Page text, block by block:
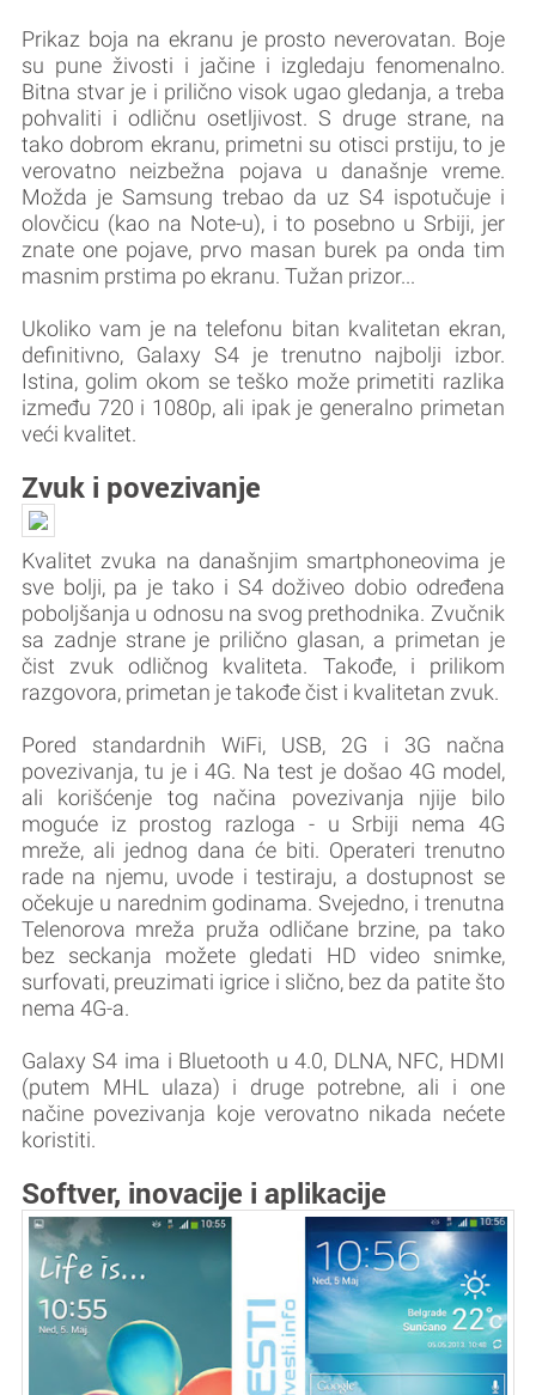
Prikaz boja na ekranu je prosto neverovatan. Boje
su pune živosti i jačine i izgledaju fenomenalno.
Bitna stvar je i prilično visok ugao gledanja, a treba
pohvaliti i odličnu osetljivost. S druge strane, na
tako dobrom ekranu, primetni su otisci prstiju, to je
verovatno neizbežna pojava u današnje vreme.
Možda je Samsung trebao da uz S4 ispotučuje i
olovčicu (kao na Note-u), i to posebno u Srbiji, jer
znate one pojave, prvo masan burek pa onda tim
masnim prstima po ekranu. Tužan prizor...
Ukoliko vam je na telefonu bitan kvalitetan ekran,
definitivno, Galaxy S4 je trenutno najbolji izbor.
Istina, golim okom se teško može primetiti razlika
između 720 i 1080p, ali ipak je generalno primetan
veći kvalitet.
Zvuk i povezivanje
Kvalitet zvuka na današnjim smartphoneovima je
sve bolji, pa je tako i S4 doživeo dobio određena
poboljšanja u odnosu na svog prethodnika. Zvučnik
sa zadnje strane je prilično glasan, a primetan je
čist zvuk odličnog kvaliteta. Takođe, i prilikom
razgovora, primetan je takođe čist i kvalitetan zvuk.
Pored standardnih WiFi, USB, 2G i 3G načna
povezivanja, tu je i 4G. Na test je došao 4G model,
ali korišćenje tog načina povezivanja njije bilo
moguće iz prostog razloga - u Srbiji nema 4G
mreže, ali jednog dana će biti. Operateri trenutno
rade na njemu, uvode i testiraju, a dostupnost se
očekuje u narednim godinama. Svejedno, i trenutna
Telenorova mreža pruža odličane brzine, pa tako
bez seckanja možete gledati HD video snimke,
surfovati, preuzimati igrice i slično, bez da patite što
nema 4G-a.
Galaxy S4 ima i Bluetooth u 4.0, DLNA, NFC, HDMI
(putem MHL ulaza) i druge potrebne, ali i one
načine povezivanja koje verovatno nikada nećete
koristiti.
Softver, inovacije i aplikacije